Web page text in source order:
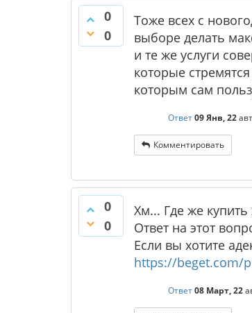
0
0
Тоже всех с
выборе делать
и те же услуги
которые
которым сам
Ответ09 Янв, 22
Комментировать
0
0
Хм... Где же
Ответ на этот
Если вы хотите
https://beget.com/
Ответ08 Март, 22